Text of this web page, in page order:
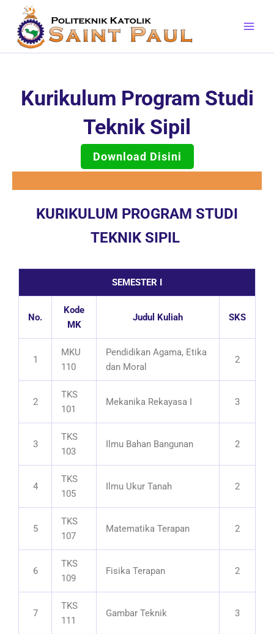
content
Kurikulum Program Studi
Teknik Sipil
Download Disini
KURIKULUM PROGRAM STUDI
TEKNIK SIPIL
SEMESTER I
No.
Kode
MK
Judul Kuliah SKS
1
MKU
110
Pendidikan Agama, Etika
dan Moral
2
2
TKS
101
Mekanika Rekayasa I 3
3
TKS
103
Ilmu Bahan Bangunan 2
4
TKS
105
Ilmu Ukur Tanah 2
5
TKS
107
Matematika Terapan 2
6
TKS
109
Fisika Terapan 2
7
TKS
111
Gambar Teknik 3